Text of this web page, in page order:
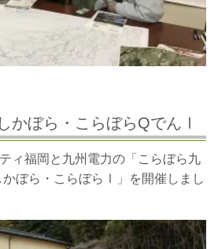
ぼら・こらぼらQでんⅠ
ィ福岡と九州電力の「こらぼら九
かぼら・こらぼらⅠ」を開催しまし